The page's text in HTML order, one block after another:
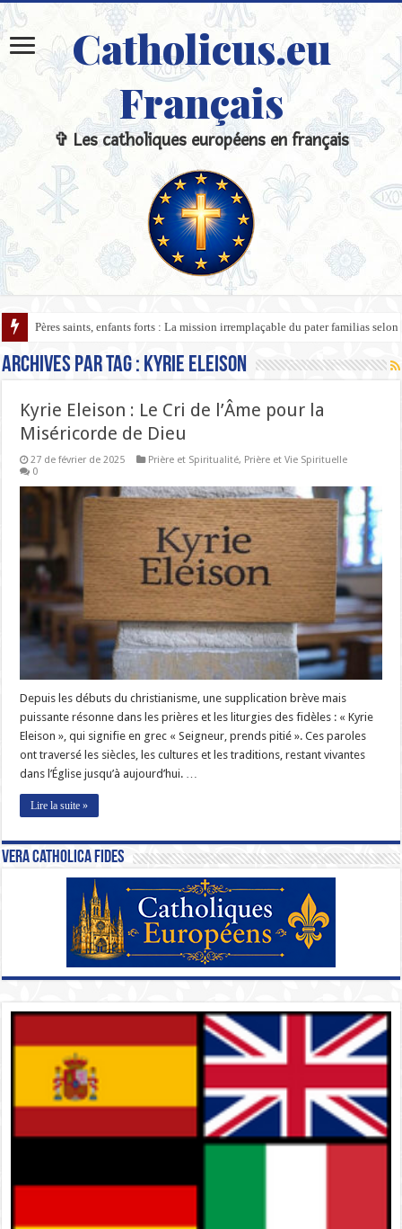
Catholicus.eu
Français
✞ Les catholiques européens en français
Pères saints, enfants forts : La mission irremplaçable du pater familias selon
Archives par tag : Kyrie Eleison
Kyrie Eleison : Le Cri de l’Âme pour la
Miséricorde de Dieu
27 de février de 2025 Prière et Spiritualité, Prière et Vie Spirituelle
0
Depuis les débuts du christianisme, une supplication brève mais
puissante résonne dans les prières et les liturgies des fidèles : « Kyrie
Eleison », qui signifie en grec « Seigneur, prends pitié ». Ces paroles
ont traversé les siècles, les cultures et les traditions, restant vivantes
dans l’Église jusqu’à aujourd’hui. …
Lire la suite »
Vera Catholica Fides